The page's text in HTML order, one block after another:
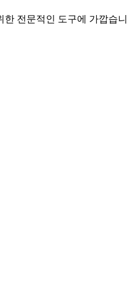
전문적인 도구에 가깝습니